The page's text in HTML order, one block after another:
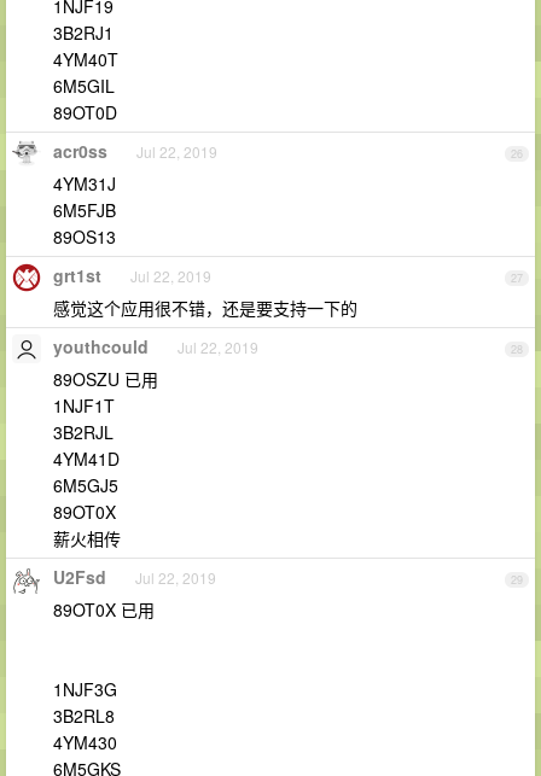
1NJF19
3B2RJ1
4YM40T
6M5GIL
89OT0D
26
acr0ss Jul 22, 2019
4YM31J
6M5FJB
89OS13
27
grt1st Jul 22, 2019
感觉这个应用很不错，还是要支持一下的
28
youthcould Jul 22, 2019
89OSZU 已用
1NJF1T
3B2RJL
4YM41D
6M5GJ5
89OT0X
薪火相传
29
U2Fsd Jul 22, 2019
89OT0X 已用
1NJF3G
3B2RL8
4YM430
6M5GKS